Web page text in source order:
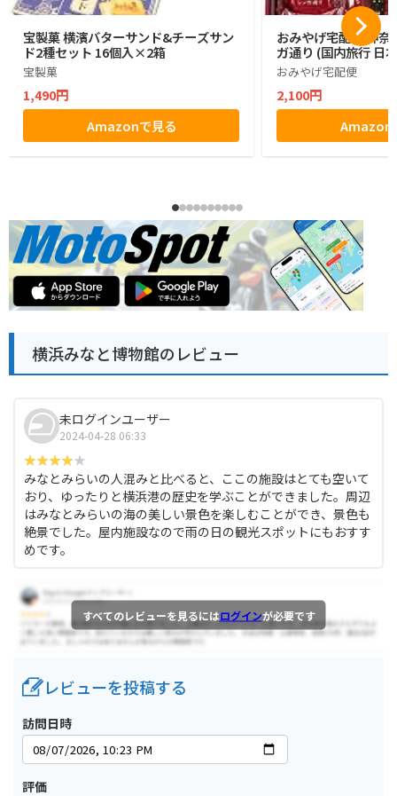
宝製菓 横濱バターサンド&チーズサン
ド2種セット 16個入×2箱
宝製菓
1,490円
Amazonで見る
おみやげ宅配便 神奈
ガ通り (国内旅行 日
おみやげ宅配便
2,100円
Amazon
横浜みなと博物館のレビュー
未ログインユーザー
2024-04-28 06:33
みなとみらいの人混みと比べると、ここの施設はとても空いて
おり、ゆったりと横浜港の歴史を学ぶことができました。周辺
はみなとみらいの海の美しい景色を楽しむことができ、景色も
絶景でした。屋内施設なので雨の日の観光スポットにもおすす
めです。
すべてのレビューを見るにはログインが必要です
レビューを投稿する
訪問日時
評価